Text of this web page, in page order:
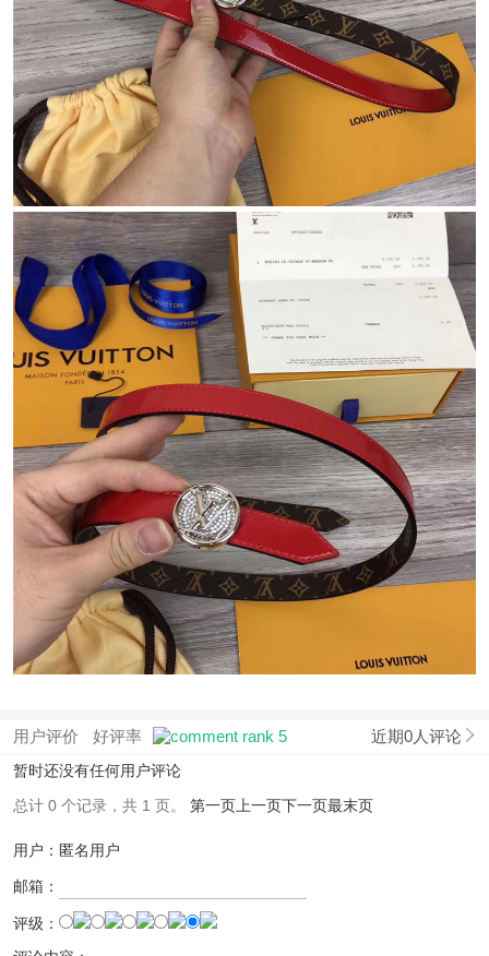
用户评价 好评率 近期0人评论
暂时还没有任何用户评论
总计 0 个记录，共 1 页。 第一页 上一页下一页最末页
用户：匿名用户
邮箱：
评级：